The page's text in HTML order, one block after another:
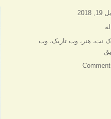
2018
نت، هنر ،وب تاریک،وب